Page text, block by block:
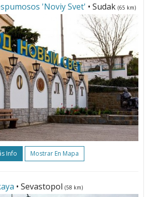
'Noviy Svet' • Sudak (65 km)
Info Mostrar En Mapa
• Sevastopol (58 km)